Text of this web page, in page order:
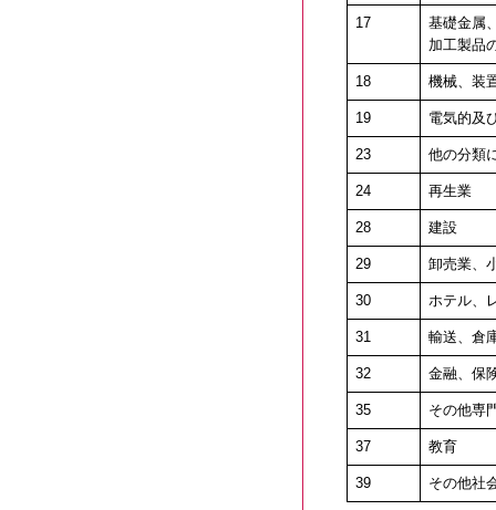
17
基礎金属
加工製品
18 機械、装
19 電気的及
23 他の分類
24 再生業
28 建設
29 卸売業、
30 ホテル、
31 輸送、倉
32 金融、保
35 その他専
37 教育
39 その他社